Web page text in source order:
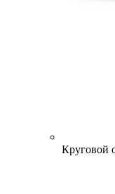
Круговой